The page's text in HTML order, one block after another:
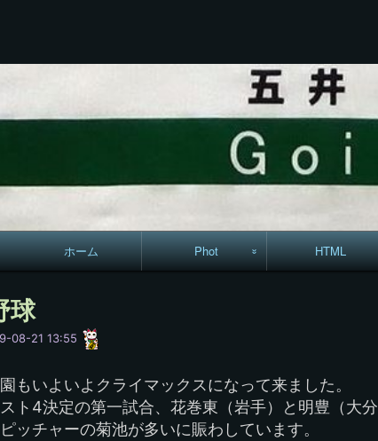
ン
ツ
へ
ス
キ
プ
ホーム Phot
手拭いの旅
HTML
球
08-21 13:55
もいよいよクライマックスになって来ました。
ト4決定の第一試合、花巻東（岩手）と明豊（大
ッチャーの菊池が多いに賑わしています。